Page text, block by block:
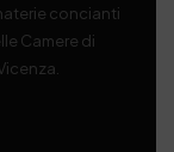
concianti
Camere di